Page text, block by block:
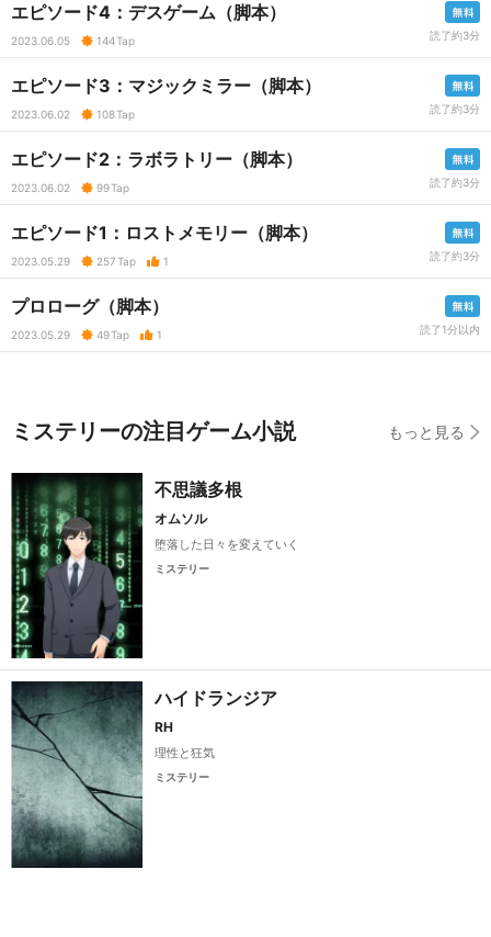
エピソード4：デスゲーム（脚本）
2023.06.05 144Tap 読了約3分
エピソード3：マジックミラー（脚本）
2023.06.02 108Tap 読了約3分
エピソード2：ラボラトリー（脚本）
2023.06.02 99Tap 読了約3分
エピソード1：ロストメモリー（脚本）
2023.05.29 257Tap 1 読了約3分
プロローグ（脚本）
2023.05.29 49Tap 1 読了1分以内
ミステリーの注目ゲーム小説 もっと見る
不思議多根
オムソル
堕落した日々を変えていく
ミステリー
ハイドランジア
RH
理性と狂気
ミステリー